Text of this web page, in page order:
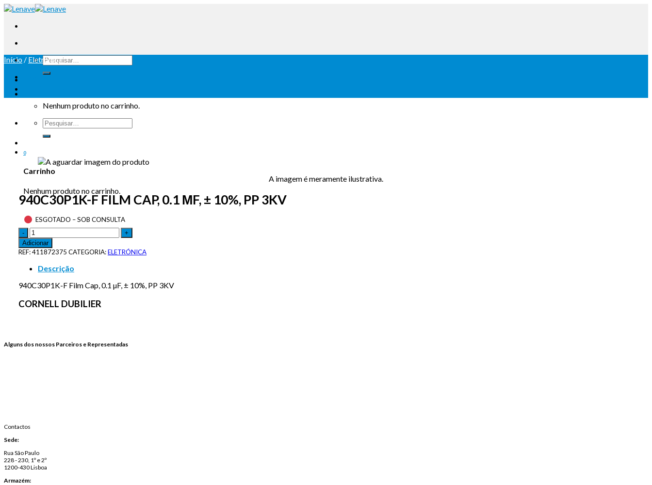
Nenhum produto no carrinho.
0
Carrinho
Nenhum produto no carrinho.
Início / Eletrónica
A imagem é meramente ilustrativa.
940C30P1K-F FILM CAP, 0.1 ΜF, ± 10%, PP 3KV
ESGOTADO – SOB CONSULTA
Adicionar
REF:411872375 CATEGORIA:ELETRÓNICA
Descrição
940C30P1K-F Film Cap, 0.1 µF, ± 10%, PP 3KV
CORNELL DUBILIER
Alguns dos nossos Parceiros e Representadas
Contactos
Sede:
Rua São Paulo
228 - 230, 1º e 2º
1200-430 Lisboa
Armazém: